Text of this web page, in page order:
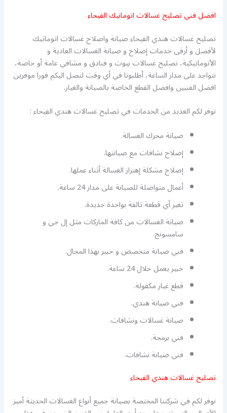
افضل فني تصليح غسالات اتومانيك الفيحاء
تصليح غسالات هندي الفيحاء صيانة واصلاح غسالات اتوماتيك
لأفضل و أرقى خدمات إصلاح و صيانة الغسالات العادية و
الأتوماتيكية، تصليح غسالات بيوت و فنادق و مشافي عامة أو خاصة،
نتواجد على مدار الساعة، أطلبونا في أي وقت لنصل اليكم فورا موفرين
افضل الفنيين وافضل القطع الخاصة بالصيانة والغيار.
نوفر لكم العديد من الخدمات في تصليح غسالات هندي الفيحاء :
صيانة محرك الغسالة.
إصلاح نشافات مع صيانتها.
إصلاح مشكلة إهتزاز الغسالة أثناء عملها.
أعمال متواصلة للصيانة على مدار 24 ساعة.
تغير أي قطعة تالفة بواحدة جديدة.
صيانة الغسالات من كافة الماركات مثل إل جي و
سامسونج.
فني صيانة متخصص و خبير بهذا المجال.
خبير يعمل خلال 24 ساعة.
قطع غيار مكفولة.
فني صيانة هندي.
صيانة غسالات ونشافات.
فني برمجة.
فني صيانة نشافات.
تصليح غسالات هندي الفيحاء
نوفر لكم في شركتنا المختصة بصيانة جميع أنواع الغسالات الحديثة أميز